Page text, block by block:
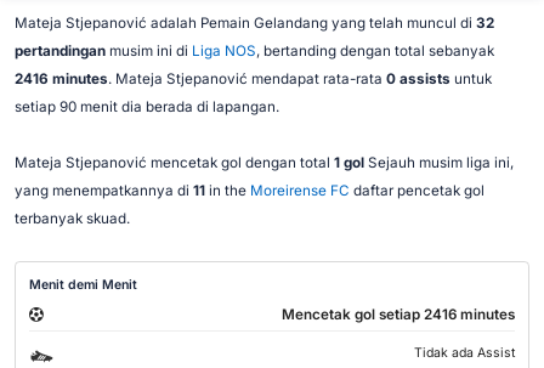
Mateja Stjepanović adalah Pemain Gelandang yang telah muncul di 32
pertandinganmusim ini di Liga NOS, bertanding dengan total sebanyak
2416 minutes. Mateja Stjepanović mendapat rata-rata 0 assists untuk
setiap 90 menit dia berada di lapangan.
Mateja Stjepanović mencetak gol dengan total 1 golSejauh musim liga ini,
yang menempatkannya di 11in the Moreirense FC daftar pencetak gol
terbanyak skuad.
Menit demi Menit
Mencetak gol setiap 2416 minutes
Tidak ada Assist